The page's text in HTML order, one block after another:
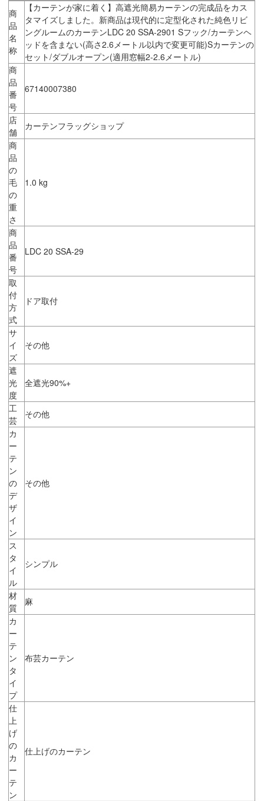
商
品
名
称
【カーテンが家に着く】高遮光簡易カーテンの完成品をカス
タマイズしました。新商品は現代的に定型化された純色リビ
ングルームのカーテンLDC 20 SSA-2901 Sフック/カーテンヘ
ッドを含まない(高さ2.6メートル以内で変更可能)Sカーテンの
セット/ダブルオープン(適用窓幅2-2.6メートル)
商
品
番
号
67140007380
店
舗
カーテンフラッグショップ
商
品
の
毛
の
重
さ
1.0 kg
商
品
番
号
LDC 20 SSA-29
取
付
方
式
ドア取付
サ
イ
ズ
その他
遮
光
度
全遮光90%+
工
芸
その他
カ
ー
テ
ン
の
デ
ザ
イ
ン
その他
ス
タ
イ
ル
シンプル
材
質
麻
カ
ー
テ
ン
タ
イ
プ
布芸カーテン
仕
上
げ
の
カ
ー
テ
ン
仕上げのカーテン